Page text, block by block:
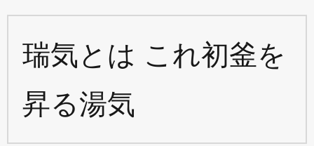
瑞気とは これ初釜を
昇る湯気